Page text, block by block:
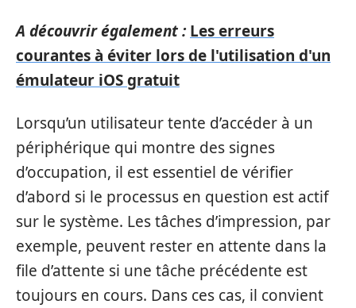
A découvrir également : Les erreurs
courantes à éviter lors de l'utilisation d'un
émulateur iOS gratuit
Lorsqu’un utilisateur tente d’accéder à un
périphérique qui montre des signes
d’occupation, il est essentiel de vérifier
d’abord si le processus en question est actif
sur le système. Les tâches d’impression, par
exemple, peuvent rester en attente dans la
file d’attente si une tâche précédente est
toujours en cours. Dans ces cas, il convient